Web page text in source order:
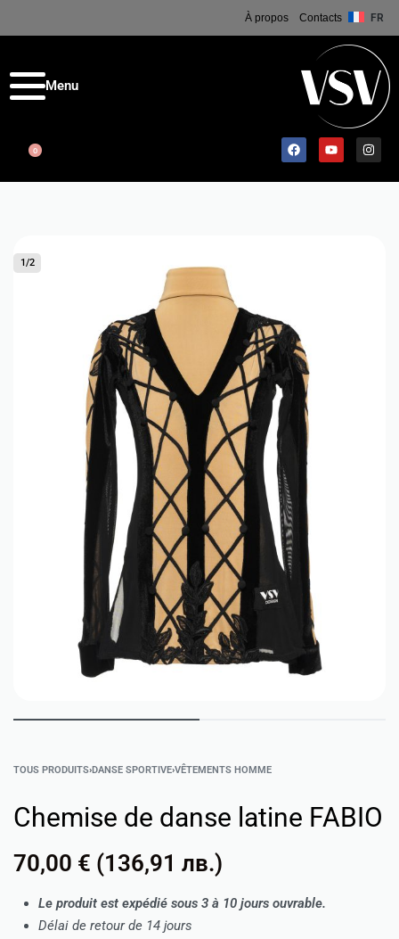
À propos Contacts FR
0
1/2
TOUS PRODUITS›DANSE SPORTIVE›VÊTEMENTS HOMME
Chemise de danse latine FABIO
70,00 € (136,91 лв.)
Le produit est expédié sous 3 à 10 jours ouvrable.
Délai de retour de 14 jours